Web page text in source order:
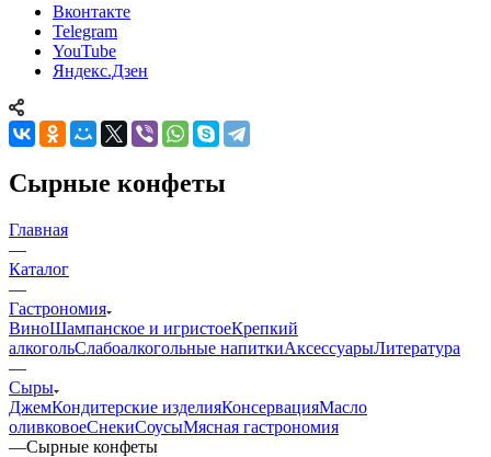
Вконтакте
Telegram
YouTube
Яндекс.Дзен
Сырные конфеты
Главная
—
Каталог
—
Гастрономия
ВиноШампанское и игристоеКрепкий
алкогольСлабоалкогольные напиткиАксессуарыЛитература
—
Сыры
ДжемКондитерские изделияКонсервацияМасло
оливковоеСнекиСоусыМясная гастрономия
—Сырные конфеты